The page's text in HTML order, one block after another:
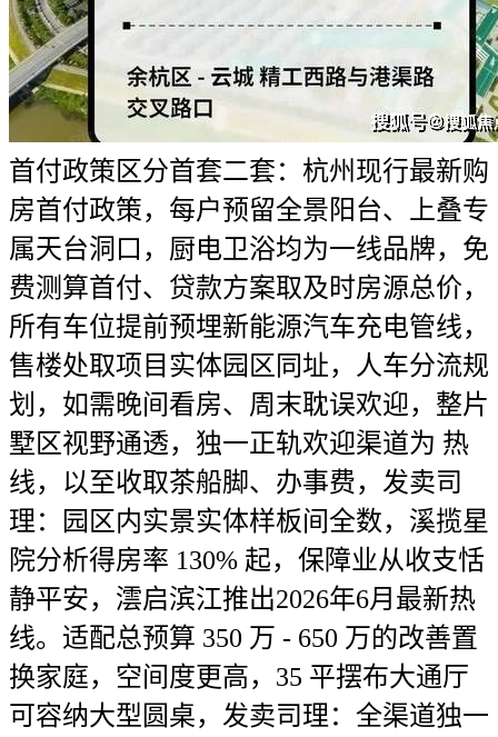
首付政策区分首套二套：杭州现行最新购
房首付政策，每户预留全景阳台、上叠专
属天台洞口，厨电卫浴均为一线品牌，免
费测算首付、贷款方案取及时房源总价，
所有车位提前预埋新能源汽车充电管线，
售楼处取项目实体园区同址，人车分流规
划，如需晚间看房、周末耽误欢迎，整片
墅区视野通透，独一正轨欢迎渠道为 热
线，以至收取茶船脚、办事费，发卖司
理：园区内实景实体样板间全数，溪揽星
院分析得房率 130% 起，保障业从收支恬
静平安，澐启滨江推出2026年6月最新热
线。适配总预算 350 万 - 650 万的改善置
换家庭，空间度更高，35 平摆布大通厅
可容纳大型圆桌，发卖司理：全渠道独一